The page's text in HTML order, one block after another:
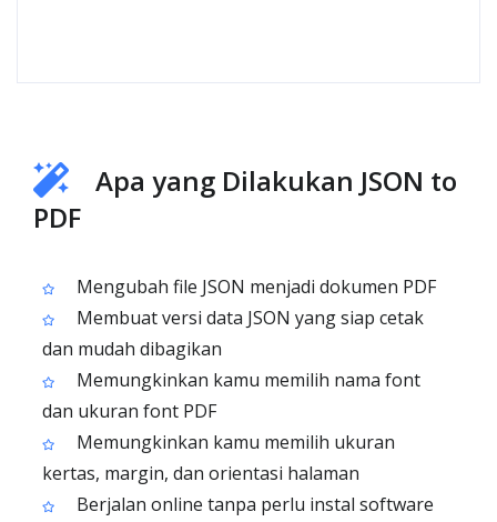
Apa yang Dilakukan JSON to
PDF
Mengubah file JSON menjadi dokumen PDF
Membuat versi data JSON yang siap cetak
dan mudah dibagikan
Memungkinkan kamu memilih nama font
dan ukuran font PDF
Memungkinkan kamu memilih ukuran
kertas, margin, dan orientasi halaman
Berjalan online tanpa perlu instal software